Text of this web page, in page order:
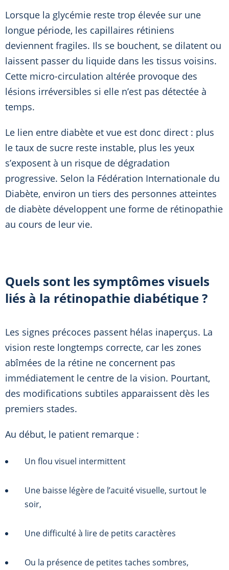
Lorsque la glycémie reste trop élevée sur une
longue période, les capillaires rétiniens
deviennent fragiles. Ils se bouchent, se dilatent ou
laissent passer du liquide dans les tissus voisins.
Cette micro-circulation altérée provoque des
lésions irréversibles si elle n’est pas détectée à
temps.
Le lien entre diabète et vue est donc direct : plus
le taux de sucre reste instable, plus les yeux
s’exposent à un risque de dégradation
progressive. Selon la Fédération Internationale du
Diabète, environ un tiers des personnes atteintes
de diabète développent une forme de rétinopathie
au cours de leur vie.
Quels sont les symptômes visuels
liés à la rétinopathie diabétique ?
Les signes précoces passent hélas inaperçus. La
vision reste longtemps correcte, car les zones
abîmées de la rétine ne concernent pas
immédiatement le centre de la vision. Pourtant,
des modifications subtiles apparaissent dès les
premiers stades.
Au début, le patient remarque :
Un flou visuel intermittent
Une baisse légère de l’acuité visuelle, surtout le
soir,
Une difficulté à lire de petits caractères
Ou la présence de petites taches sombres,